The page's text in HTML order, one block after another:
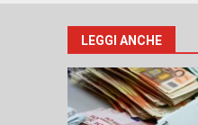
LEGGI ANCHE